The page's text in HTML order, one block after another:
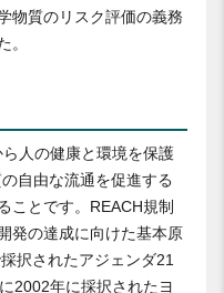
物質のリスク評価の義務
。
人の健康と環境を保護
自由な流通を促進する
ことです。REACH規制
発の達成に向けた基本原
択されたアジェンダ21
2002年に採択されたヨ